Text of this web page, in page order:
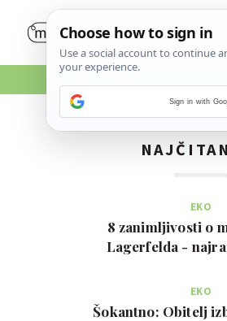
EKO
8 zanimljivosti o
Lagerfelda -
EKO
Šokantno: Obitelj
Sign in with